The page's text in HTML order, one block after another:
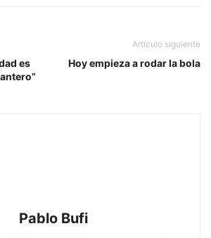
es
Artículo siguiente
Hoy empieza a rodar la bola
Pablo Bufi